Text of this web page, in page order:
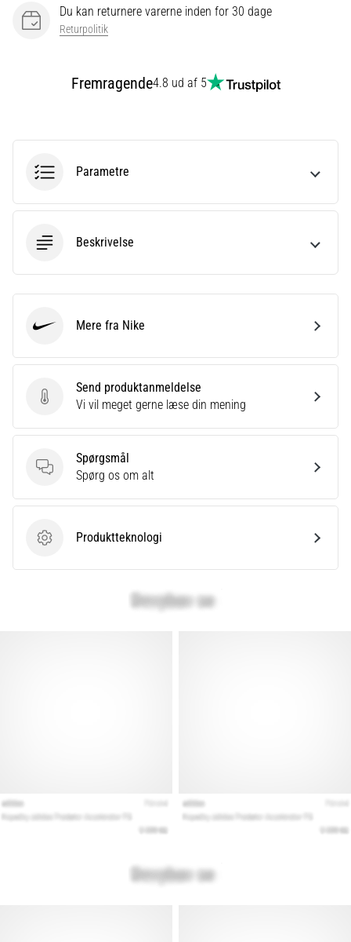
er
et
helbredsproblem,
oplever.
Vis
artikler
Du kan returnere varerne inden for 30 dage
Returpolitik
Fremragende4.8 ud af 5
Parametre
Beskrivelse
Send produktanmeldelse
Send produktanmeldelse
Vi vil meget gerne læse din mening
Spørgsmål
Spørgsmål
Spørg os om alt
Produktteknologi
Produktteknologi
Mere fra Nike